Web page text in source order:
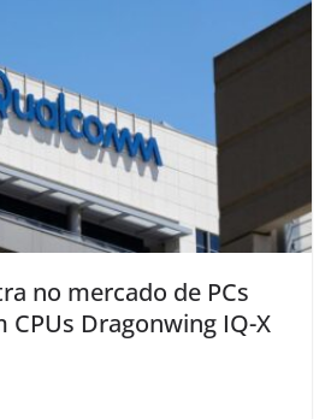
no mercado de PCs
Dragonwing IQ-X